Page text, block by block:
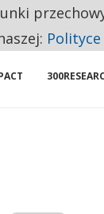
ROZPOCZYNA